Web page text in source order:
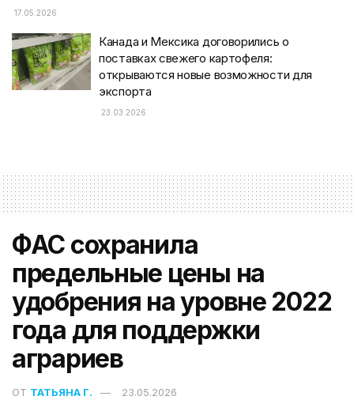
17.05.2026
Канада и Мексика договорились о
поставках свежего картофеля:
открываются новые возможности для
экспорта
23.03.2026
ФАС сохранила
предельные цены на
удобрения на уровне 2022
года для поддержки
аграриев
ОТ ТАТЬЯНА Г. 23.05.2026